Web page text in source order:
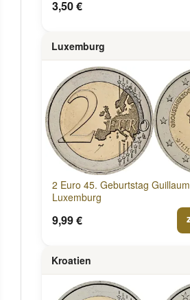
3,50 €
Luxemburg
2 Euro 45. Geburtstag
Luxemburg
9,99 €
Kroatien